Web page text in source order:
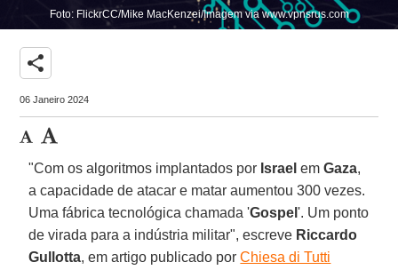
Foto: FlickrCC/Mike MacKenzei/Imagem via www.vpnsrus.com
share
06 Janeiro 2024
"Com os algoritmos implantados por Israel emGaza,
a capacidade de atacar e matar aumentou 300 vezes.
Uma fábrica tecnológica chamada 'Gospel'. Um ponto
de virada para a indústria militar", escreve Riccardo
Gullotta, em artigo publicado porChiesa di Tutti